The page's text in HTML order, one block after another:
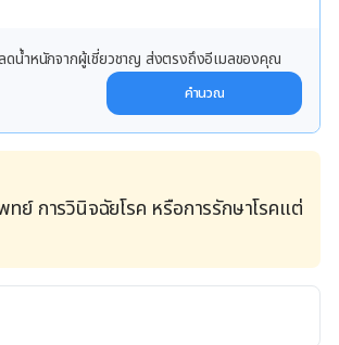
ดน้ำหนักจากผู้เชี่ยวชาญ ส่งตรงถึงอีเมลของคุณ
คำนวณ
การวินิจฉัยโรค หรือการรักษาโรคแต่